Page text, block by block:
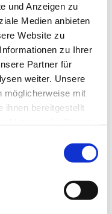
und Anzeigen zu
Medien anbieten
Website zu
zu Ihrer
Partner für
weiter. Unsere
möglicherweise mit
ihnen bereitgestellt
2026